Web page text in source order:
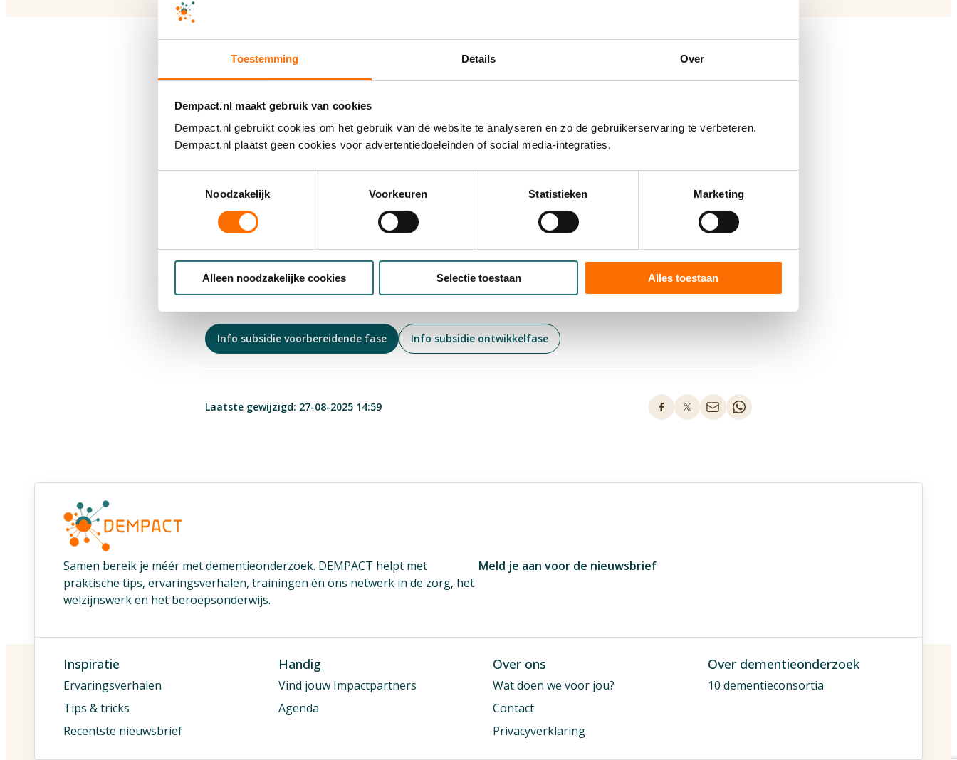
Toestemming Details Over
Dempact.nl maakt gebruik van cookies
Dempact.nl gebruikt cookies om het gebruik van de website te analyseren en zo de gebruikerservaring te verbeteren.
Dempact.nl plaatst geen cookies voor advertentiedoeleinden of social media-integraties.
Noodzakelijk
Voorkeuren Statistieken Marketing
Alleen noodzakelijke cookies Selectie toestaan Alles toestaan
Tweede subsidieoproep Therapieontwikkeing bij dementie
Deadline: 6 oktober 2025 | 14:00 | Online aanvragen
vertragen of stoppen van neurodegeneratieve processen die kunnen leiden tot dementie. Deze ronde
biedt ruimte voor projecten in zowel de voorbereidende fase (maximaal € 500.000 subsidie) als de
ontwikkelfase (maximaal € 1.000.000 subsidie).
De subsidie is bedoeld voor de ontwikkeling van innovatieve therapieën – waaronder farmacologische
interventies, technologieën, digitale interventies en neuromodulatie – die ingrijpen op
neurodegeneratieve processen.
Daarom tweede oproep
De reden voor de tweede oproep is om aanvragers meer tijd te geven om publiek-private
samenwerking te organiseren. Dit is niet verplicht maar ZonMw moedigt dit wel sterk aan.
Info subsidie voorbereidende fase Info subsidie ontwikkelfase
Laatste gewijzigd: 27-08-2025 14:59
Samen bereik je méér met dementieonderzoek. DEMPACT helpt met
praktische tips, ervaringsverhalen, trainingen én ons netwerk in de zorg, het
welzijnswerk en het beroepsonderwijs.
Meld je aan voor de nieuwsbrief
Inspiratie
Ervaringsverhalen
Tips & tricks
Recentste nieuwsbrief
Handig
Vind jouw Impactpartners
Agenda
Over ons
Wat doen we voor jou?
Contact
Privacyverklaring
Over dementieonderzoek
10 dementieconsortia